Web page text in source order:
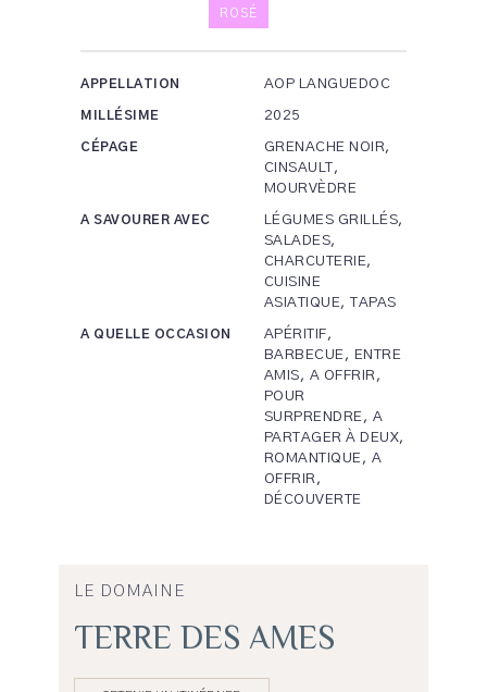
ROSÉ
APPELLATION AOP LANGUEDOC
MILLÉSIME 2025
CÉPAGE
GRENACHE NOIR,
CINSAULT,
MOURVÈDRE
A SAVOURER AVEC
LÉGUMES GRILLÉS,
SALADES,
CHARCUTERIE,
CUISINE
ASIATIQUE, TAPAS
A QUELLE OCCASION
APÉRITIF,
BARBECUE, ENTRE
AMIS, A OFFRIR,
POUR
SURPRENDRE, A
PARTAGER À DEUX,
ROMANTIQUE, A
OFFRIR,
DÉCOUVERTE
LE DOMAINE
TERRE DES AMES